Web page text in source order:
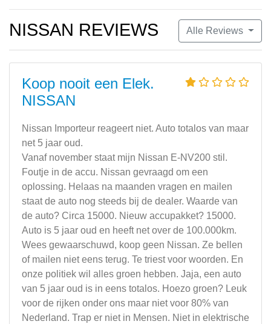
Alle Reviews
NISSAN REVIEWS
Koop nooit een Elek.
NISSAN
Nissan Importeur reageert niet. Auto totalos van maar
net 5 jaar oud.
Vanaf november staat mijn Nissan E-NV200 stil.
Foutje in de accu. Nissan gevraagd om een
oplossing. Helaas na maanden vragen en mailen
staat de auto nog steeds bij de dealer. Waarde van
de auto? Circa 15000. Nieuw accupakket? 15000.
Auto is 5 jaar oud en heeft net over de 100.000km.
Wees gewaarschuwd, koop geen Nissan. Ze bellen
of mailen niet eens terug. Te triest voor woorden. En
onze politiek wil alles groen hebben. Jaja, een auto
van 5 jaar oud is in eens totalos. Hoezo groen? Leuk
voor de rijken onder ons maar niet voor 80% van
Nederland. Trap er niet in Mensen. Niet in elektrische